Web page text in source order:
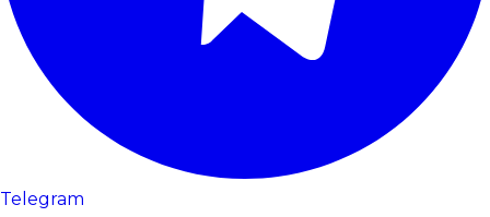
Telegram